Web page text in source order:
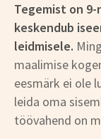
Tegemist on 9-
keskendub
leidmisele.
maalimise
eesmärk ei ole
leida oma
töövahend on